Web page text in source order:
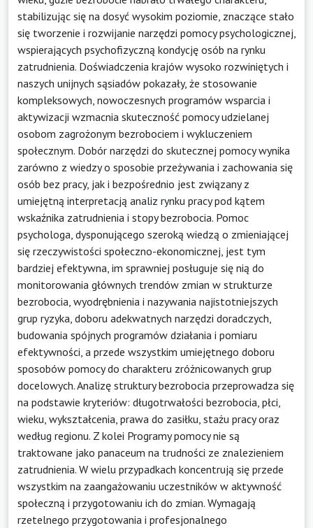
stabilizując się na dosyć wysokim poziomie, znaczące stało
się tworzenie i rozwijanie narzędzi pomocy psychologicznej,
wspierających psychofizyczną kondycję osób na rynku
zatrudnienia. Doświadczenia krajów wysoko rozwiniętych i
naszych unijnych sąsiadów pokazały, że stosowanie
kompleksowych, nowoczesnych programów wsparcia i
aktywizacji wzmacnia skuteczność pomocy udzielanej
osobom zagrożonym bezrobociem i wykluczeniem
społecznym. Dobór narzędzi do skutecznej pomocy wynika
zarówno z wiedzy o sposobie przeżywania i zachowania się
osób bez pracy, jak i bezpośrednio jest związany z
umiejętną interpretacją analiz rynku pracy pod kątem
wskaźnika zatrudnienia i stopy bezrobocia. Pomoc
psychologa, dysponującego szeroką wiedzą o zmieniającej
się rzeczywistości społeczno-ekonomicznej, jest tym
bardziej efektywna, im sprawniej posługuje się nią do
monitorowania głównych trendów zmian w strukturze
bezrobocia, wyodrębnienia i nazywania najistotniejszych
grup ryzyka, doboru adekwatnych narzędzi doradczych,
budowania spójnych programów działania i pomiaru
efektywności, a przede wszystkim umiejętnego doboru
sposobów pomocy do charakteru zróżnicowanych grup
docelowych. Analizę struktury bezrobocia przeprowadza się
na podstawie kryteriów: długotrwałości bezrobocia, płci,
wieku, wykształcenia, prawa do zasiłku, stażu pracy oraz
według regionu. Z kolei Programy pomocy nie są
traktowane jako panaceum na trudności ze znalezieniem
zatrudnienia. W wielu przypadkach koncentrują się przede
wszystkim na zaangażowaniu uczestników w aktywność
społeczną i przygotowaniu ich do zmian. Wymagają
rzetelnego przygotowania i profesjonalnego